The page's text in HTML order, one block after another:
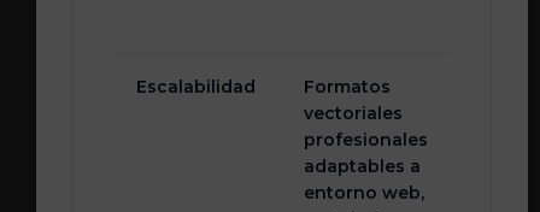
Escalabilidad
Formatos
vectoriales
profesionales
adaptables a
entorno web,